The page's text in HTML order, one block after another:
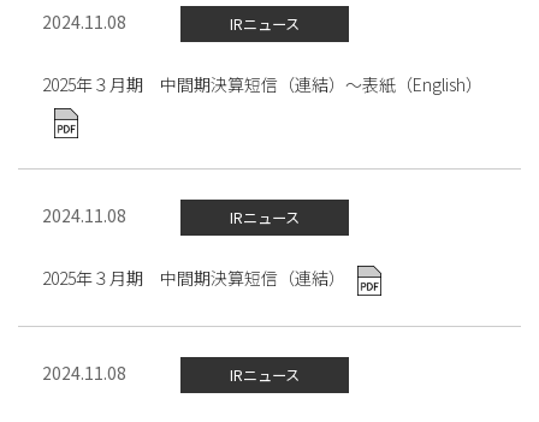
2024.11.08 IRニュース
2025年３月期 中間期決算短信（連結）～表紙（English）
2024.11.08 IRニュース
2025年３月期 中間期決算短信（連結）
2024.11.08 IRニュース